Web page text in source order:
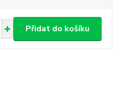
Přidat do košíku